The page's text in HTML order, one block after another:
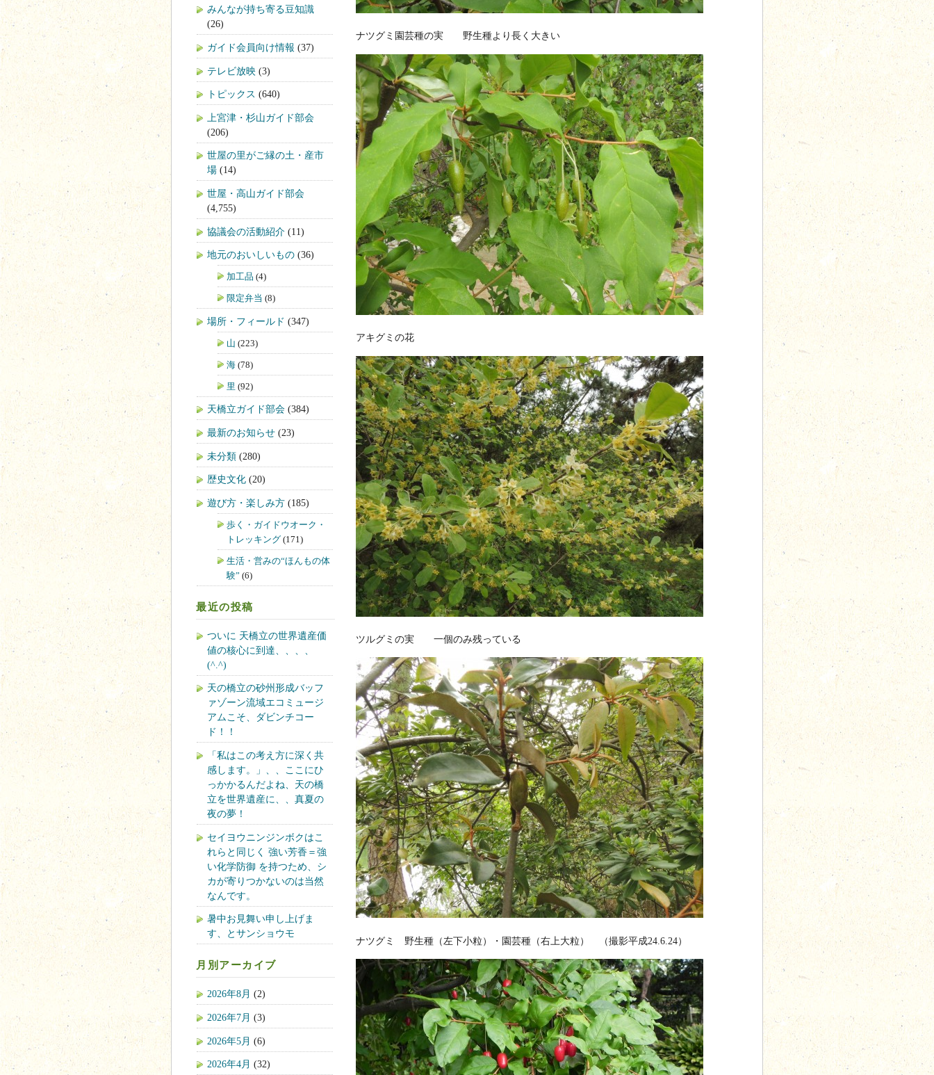
ナツグミ園芸種の実 野生種より長く大きい
アキグミの花
ツルグミの実 一個のみ残っている
ナツグミ 野生種（左下小粒）・園芸種（右上大粒） （撮影平成24.6.24）
みんなが持ち寄る豆知識
(26)
ガイド会員向け情報 (37)
テレビ放映 (3)
トピックス (640)
上宮津・杉山ガイド部会
(206)
世屋の里がご縁の土・産市
場 (14)
世屋・高山ガイド部会
(4,755)
協議会の活動紹介 (11)
地元のおいしいもの (36)
加工品 (4)
限定弁当 (8)
場所・フィールド (347)
山 (223)
海 (78)
里 (92)
天橋立ガイド部会 (384)
最新のお知らせ (23)
未分類 (280)
歴史文化 (20)
遊び方・楽しみ方 (185)
歩く・ガイドウオーク・
トレッキング (171)
生活・営みの“ほんもの体
験” (6)
最近の投稿
ついに 天橋立の世界遺産価
値の核心に到達、、、、
(^.^)
天の橋立の砂州形成バッフ
ァゾーン流域エコミュージ
アムこそ、ダビンチコー
ド！！
「私はこの考え方に深く共
感します。」、、ここにひ
っかかるんだよね、天の橋
立を世界遺産に、、真夏の
夜の夢！
セイヨウニンジンボクはこ
れらと同じく 強い芳香＝強
い化学防御 を持つため、シ
カが寄りつかないのは当然
なんです。
暑中お見舞い申し上げま
す、とサンショウモ
月別アーカイブ
2026年8月 (2)
2026年7月 (3)
2026年5月 (6)
2026年4月 (32)